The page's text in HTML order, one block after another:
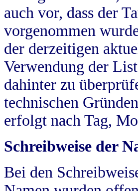
auch vor, dass der
vorgenommen
der derzeitigen
Verwendung der
dahinter zu
technischen
erfolgt nach Tag,
Schreibweise der
Bei den